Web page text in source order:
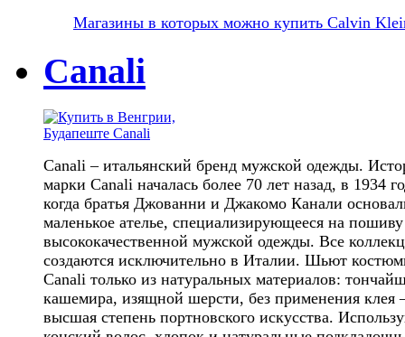
Магазины в которых можно купить Calvin
Canali
Canali – итальянский бренд мужской одежды.
марки Canali началась более 70 лет назад, в 1934
когда братья Джованни и Джакомо Канали
маленькое ателье, специализирующееся на пошиву
высококачественной мужской одежды. Все
создаются исключительно в Италии. Шьют
Canali только из натуральных материалов:
кашемира, изящной шерсти, без применения клея
высшая степень портновского искусства.